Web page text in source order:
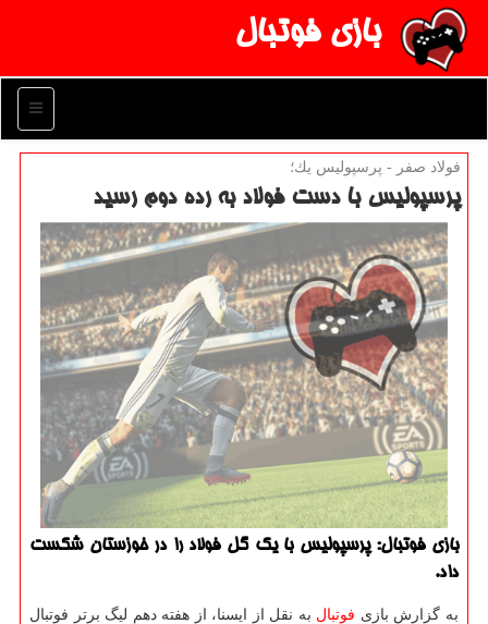
بازی فوتبال
منو
فولاد صفر - پرسپولیس یك؛
پرسپولیس با دست فولاد به رده دوم رسید
بازی فوتبال: پرسپولیس با یك گل فولاد را در خوزستان شكست
داد.
به گزارش بازی فوتبال به نقل از ایسنا، از هفته دهم لیگ برتر فوتبال